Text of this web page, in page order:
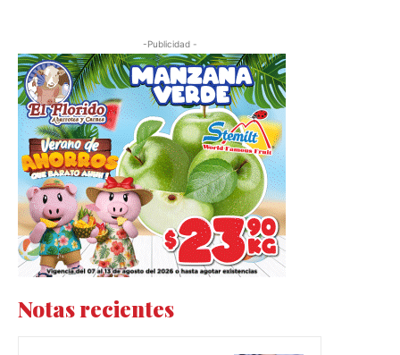
-Publicidad -
Notas recientes